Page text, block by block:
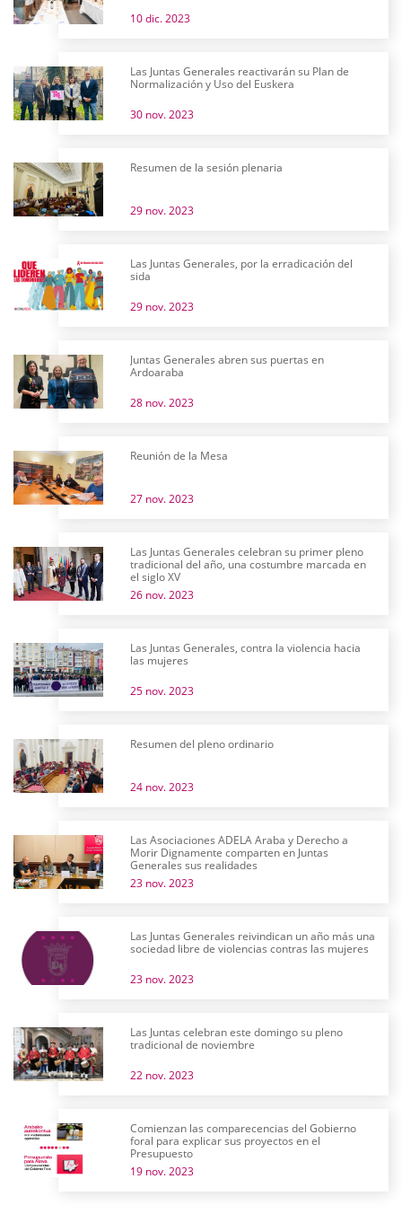
10 dic. 2023
Las Juntas Generales reactivarán su Plan de
Normalización y Uso del Euskera
30 nov. 2023
Resumen de la sesión plenaria
29 nov. 2023
Las Juntas Generales, por la erradicación del
sida
29 nov. 2023
Juntas Generales abren sus puertas en
Ardoaraba
28 nov. 2023
Reunión de la Mesa
27 nov. 2023
Las Juntas Generales celebran su primer pleno
tradicional del año, una costumbre marcada en
el siglo XV
26 nov. 2023
Las Juntas Generales, contra la violencia hacia
las mujeres
25 nov. 2023
Resumen del pleno ordinario
24 nov. 2023
Las Asociaciones ADELA Araba y Derecho a
Morir Dignamente comparten en Juntas
Generales sus realidades
23 nov. 2023
Las Juntas Generales reivindican un año más una
sociedad libre de violencias contras las mujeres
23 nov. 2023
Las Juntas celebran este domingo su pleno
tradicional de noviembre
22 nov. 2023
Comienzan las comparecencias del Gobierno
foral para explicar sus proyectos en el
Presupuesto
19 nov. 2023